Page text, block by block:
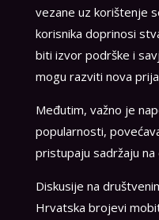
vezane uz korištenje
korisnika doprinosi
biti izvor podrške i
mogu razviti nova
Međutim, važno je
popularnosti,
pristupaju sadržaju na
Diskusije na
Hrvatska brojevi